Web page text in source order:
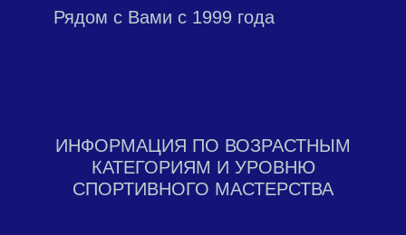
Рядом с Вами с 1999 года
ИНФОРМАЦИЯ ПО ВОЗРАСТНЫМ
КАТЕГОРИЯМ И УРОВНЮ
СПОРТИВНОГО МАСТЕРСТВА